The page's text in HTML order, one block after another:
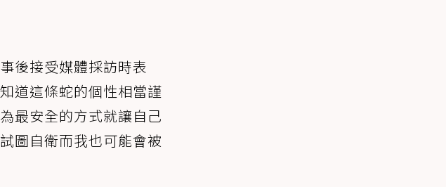
後接受媒體採訪時表
道這條蛇的個性相當謹
最安全的方式就讓自己
圖自衛而我也可能會被